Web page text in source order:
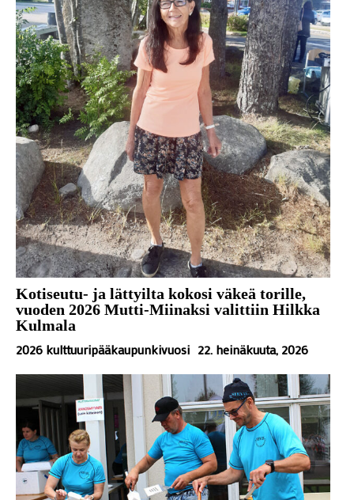
Kotiseutu- ja lättyilta kokosi väkeä torille,
vuoden 2026 Mutti-Miinaksi valittiin Hilkka
Kulmala
2026 kulttuuripääkaupunkivuosi 22. heinäkuuta, 2026